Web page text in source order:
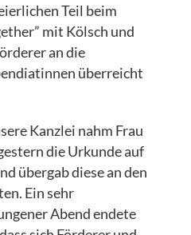
Teil beim
mit Kölsch und
an die
überreicht
Kanzlei nahm Frau
die Urkunde auf
übergab diese an den
Ein sehr
Abend endete